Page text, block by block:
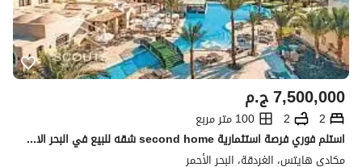
ج.م7,500,000
2
2
100 متر مربع
استلم فوري فرصة استثمارية second home شقه للبيع في البحر الاحمر في مكادي هايتس 100م+ حديقة تشطيب كامل علي البحر واللاجون Makadi Hights بجوار الجونه
مكادى هايتس، الغردقة، البحر الأحمر